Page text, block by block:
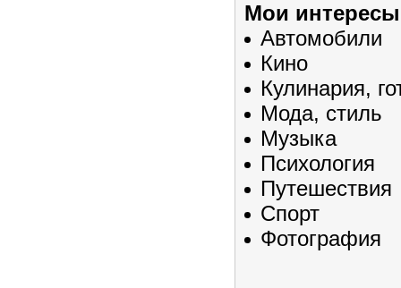
Мои
Автомобили
Кино
Кулинария,
Мода, стиль
Музыка
Психология
Путешествия
Спорт
Фотография